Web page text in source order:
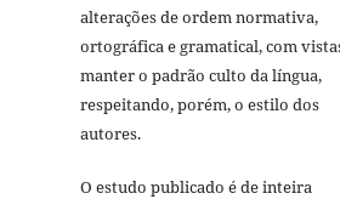
alterações de ordem normativa,
ortográfica e gramatical, com
manter o padrão culto da língua,
respeitando, porém, o estilo dos
autores.
O estudo publicado é de inteira